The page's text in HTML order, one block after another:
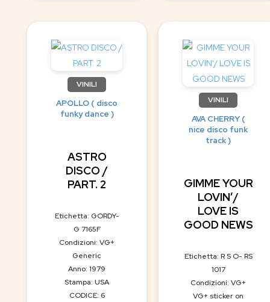
VINILI
APOLLO ( disco
funky dance )
ASTRO
DISCO /
PART. 2
Etichetta: GORDY-
G 7165F
Condizioni: VG+
Generic
Anno: 1979
Stampa: USA
CODICE: 6
VINILI
AVA CHERRY (
nice disco funk
track )
GIMME YOUR
LOVIN’/
LOVE IS
GOOD NEWS
Etichetta: R S O- RS
1017
Condizioni: VG+
VG+ sticker on